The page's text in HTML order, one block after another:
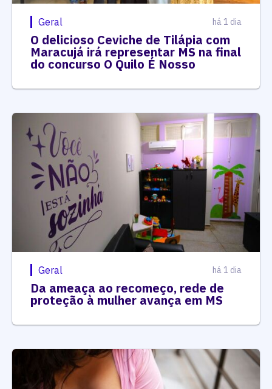
Geral há 1 dia
O delicioso Ceviche de Tilápia com
Maracujá irá representar MS na final
do concurso O Quilo É Nosso
Geral há 1 dia
Da ameaça ao recomeço, rede de
proteção à mulher avança em MS